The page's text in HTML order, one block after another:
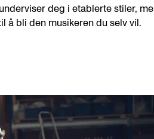
deg i etablerte stiler,
å bli den musikeren du selv vil.